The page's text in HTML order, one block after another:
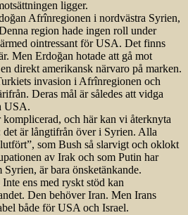
ligger.
Afrînregionen i nordvästra Syrien,
region hade ingen roll under
ointressant för USA. Det finns
Men Erdoğan hotade att gå mot
direkt amerikansk närvaro på marken.
invasion i Afrînregionen och
Deras mål är således att vidga
USA.
och här kan vi återknyta
är långtifrån över i Syrien. Alla
som Bush så slarvigt och oklokt
av Irak och som Putin har
är bara önsketänkande.
ens med ryskt stöd kan
Den behöver Iran. Men Irans
både för USA och Israel.